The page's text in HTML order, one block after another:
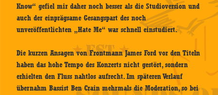
Know“ gefiel mir daher noch besser als die Studioversion und
auch der einprägsame Gesangspart des noch
unveröffentlichten „Hate Me“ war schnell einstudiert.
Die kurzen Ansagen von Frontmann James Ford vor den Titeln
haben das hohe Tempo des Konzerts nicht gestört, sondern
erhielten den Fluss nahtlos aufrecht. Im späteren Verlauf
übernahm Bassist Ben Crain mehrmals die Moderation, so bei